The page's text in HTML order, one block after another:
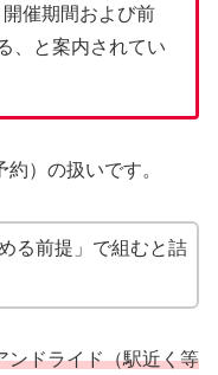
催期間および前
、と案内されてい
）の扱いです。
る前提」で組むと詰
ンドライド（駅近く等